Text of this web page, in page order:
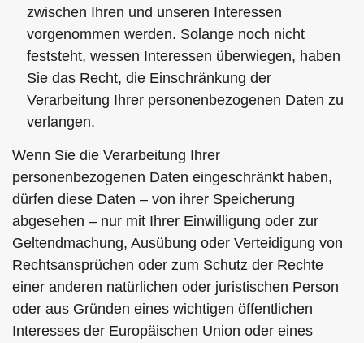
zwischen Ihren und unseren Interessen
vorgenommen werden. Solange noch nicht
feststeht, wessen Interessen überwiegen, haben
Sie das Recht, die Einschränkung der
Verarbeitung Ihrer personenbezogenen Daten zu
verlangen.
Wenn Sie die Verarbeitung Ihrer
personenbezogenen Daten eingeschränkt haben,
dürfen diese Daten – von ihrer Speicherung
abgesehen – nur mit Ihrer Einwilligung oder zur
Geltendmachung, Ausübung oder Verteidigung von
Rechtsansprüchen oder zum Schutz der Rechte
einer anderen natürlichen oder juristischen Person
oder aus Gründen eines wichtigen öffentlichen
Interesses der Europäischen Union oder eines